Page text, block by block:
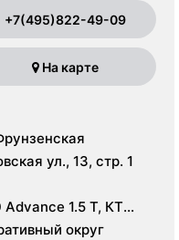
+7(495)822-49-09
На карте
ул., 13, стр. 1
1.5 Т, КТ
округ